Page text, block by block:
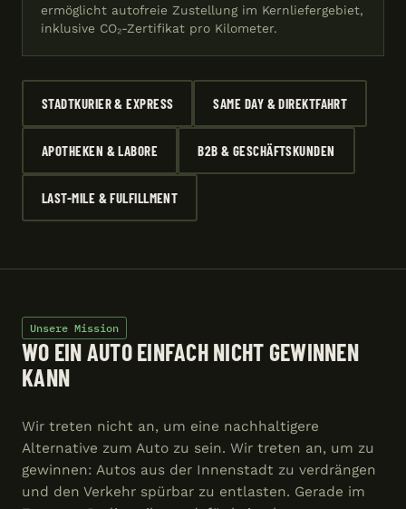
ermöglicht autofreie Zustellung im Kernliefergebiet,
inklusive CO₂-Zertifikat pro Kilometer.
STADTKURIER & EXPRESS SAME DAY & DIREKTFAHRT
APOTHEKEN & LABORE B2B & GESCHÄFTSKUNDEN
LAST-MILE & FULFILLMENT
Unsere Mission
WO EIN AUTO EINFACH NICHT GEWINNEN
KANN
Wir treten nicht an, um eine nachhaltigere
Alternative zum Auto zu sein. Wir treten an, um zu
gewinnen: Autos aus der Innenstadt zu verdrängen
und den Verkehr spürbar zu entlasten. Gerade im